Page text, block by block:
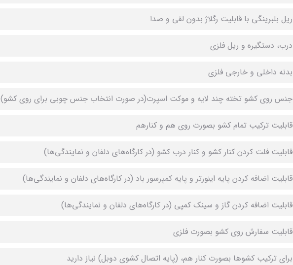
ریل بلبرینگی با قابلیت رگلاژ بدون لقی و صدا
درب، دستگیره و ریل فلزی
بدنه داخلی و خارجی فلزی
جنس روی کشو تخته چند لایه و موکت اسپرت(در صورت انتخاب جنس چوبی برای روی کشو)
قابلیت ترکیب تمام کشو بصورت روی هم و کنارهم
قابلیت فلت کردن کنار کشو و کنار درب کشو (در کارگاه‌های دلفان و نمایندگی‌ها)
قابلیت اضافه کردن پایه اینورتر و پایه کمپرسور باد (در کارگاه‌های دلفان و نمایندگی‌ها)
قابلیت اضافه کردن گاز و سینک کمپی (در کارگاه‌های دلفان و نمایندگی‌ها)
قابلیت سفارش روی کشو بصورت فلزی
برای ترکیب کشوها بصورت کنار هم، (پایه اتصال کشوی دوبل) نیاز دارید